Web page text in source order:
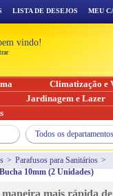
> Parafusos para Sanitários >
10mm (2 Unidades)
maneira mais rápida
LISTA DE DESEJOS MEU
vindo!
Climatização e
Jardinagem e Lazer
Todos os departamentos